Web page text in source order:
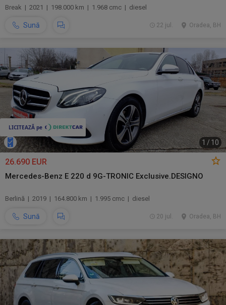
Break | 2021 | 198.000 km | 1.968 cmc | diesel
Sună Oradea, BH
22 jul.
1 / 10
26.690 EUR
Mercedes-Benz E 220 d 9G-TRONIC Exclusive.DESIGNO
Berlină | 2019 | 164.800 km | 1.995 cmc | diesel
Sună Oradea, BH
20 jul.